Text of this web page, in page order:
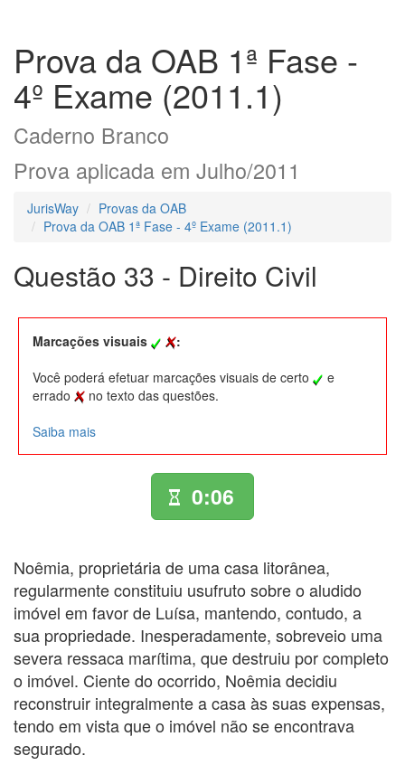
Prova da OAB 1ª Fase -
4º Exame (2011.1)
Caderno Branco
Prova aplicada em Julho/2011
JurisWay
Provas da OAB
Prova da OAB 1ª Fase - 4º Exame (2011.1)
Questão 33 - Direito Civil
Marcações visuais
:
Você poderá efetuar marcações visuais de certo
e
errado
no texto das questões.
Saiba mais
0:06
Noêmia, proprietária de uma casa litorânea,
regularmente constituiu usufruto sobre o aludido
imóvel em favor de Luísa, mantendo, contudo, a
sua propriedade. Inesperadamente, sobreveio uma
severa ressaca marítima, que destruiu por completo
o imóvel. Ciente do ocorrido, Noêmia decidiu
reconstruir integralmente a casa às suas expensas,
tendo em vista que o imóvel não se encontrava
segurado.